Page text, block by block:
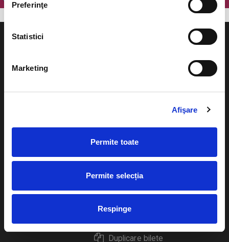
Preferinţe
Statistici
Marketing
Afişare
Permite toate
Permite selecția
Respinge
Cum comand bilete?
eBilet printat acasa
Returnare bilete
Duplicare bilete
Pentru copii
Diverse